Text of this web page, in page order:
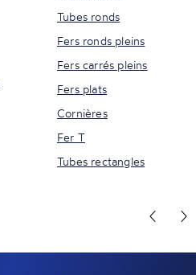
Tubes ronds
Fers ronds pleins
Fers carrés pleins
Fers plats
Cornières
Fer T
Tubes rectangles